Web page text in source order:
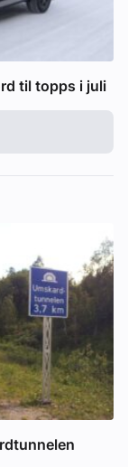
til topps i juli